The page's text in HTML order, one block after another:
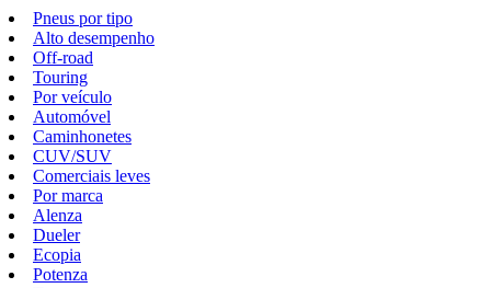
Pneus por tipo
Alto desempenho
Off-road
Touring
Por veículo
Automóvel
Caminhonetes
CUV/SUV
Comerciais leves
Por marca
Alenza
Dueler
Ecopia
Potenza